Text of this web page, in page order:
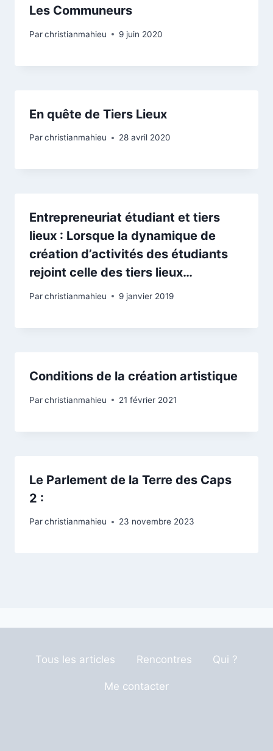
Les Communeurs
Parchristianmahieu 9 juin 2020
En quête de Tiers Lieux
Parchristianmahieu 28 avril 2020
Entrepreneuriat étudiant et tiers
lieux : Lorsque la dynamique de
création d’activités des étudiants
rejoint celle des tiers lieux…
Parchristianmahieu 9 janvier 2019
Conditions de la création artistique
Parchristianmahieu 21 février 2021
Le Parlement de la Terre des Caps
2 :
Parchristianmahieu 23 novembre 2023
Tous les articles Rencontres Qui ?
Me contacter